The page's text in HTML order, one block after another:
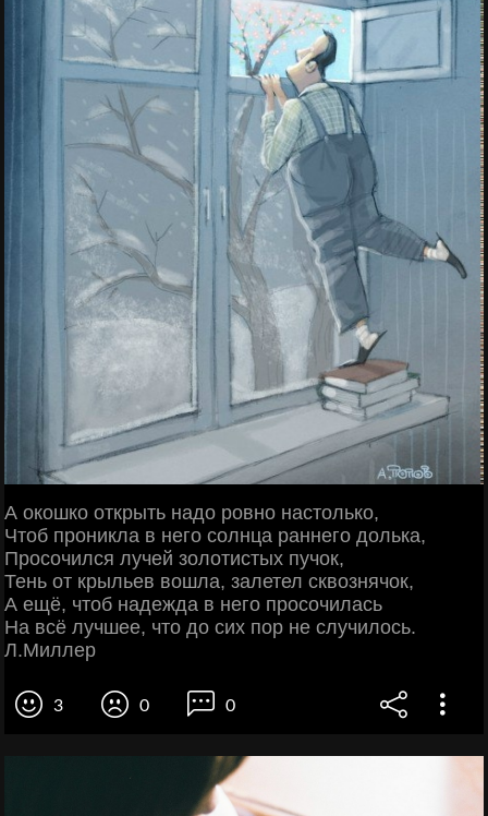
А окошко открыть надо ровно настолько,
Чтоб проникла в него солнца раннего долька,
Просочился лучей золотистых пучок,
Тень от крыльев вошла, залетел сквознячок,
А ещё, чтоб надежда в него просочилась
На всё лучшее, что до сих пор не случилось.
Л.Миллер
3 0 0